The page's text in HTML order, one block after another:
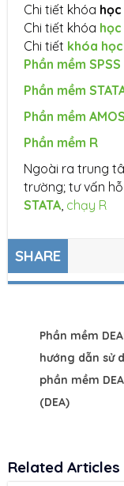
Chi tiết khóa học
Chi tiết khóa học
Chi tiết khóa
Phần mềm SPSS
Phần mềm
Phần mềm AMOS
Phần mềm R
Ngoài ra trung
trường; tư vấn
STATA chạy R
SHARE
Phần mềm
hướng dẫn sử
phần mềm
(DEA)
Related Articles